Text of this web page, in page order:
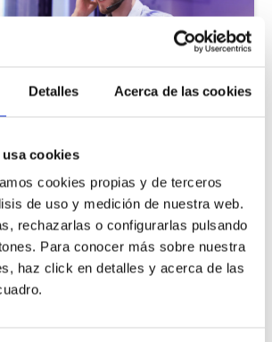
Detalles Acerca de las cookies
cookies
cookies propias y de terceros
de uso y medición de nuestra web.
rechazarlas o configurarlas pulsando
Para conocer más sobre nuestra
haz click en detalles y acerca de las
de call center para medir
del cliente